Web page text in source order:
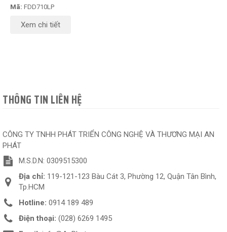
Mã: FDD710LP
Xem chi tiết
THÔNG TIN LIÊN HỆ
CÔNG TY TNHH PHÁT TRIỂN CÔNG NGHỆ VÀ THƯƠNG MẠI AN
PHÁT
M.S.D.N: 0309515300
Địa chỉ: 119-121-123 Bàu Cát 3, Phường 12, Quận Tân Bình,
Tp.HCM
Hotline: 0914 189 489
Điện thoại: (028) 6269 1495